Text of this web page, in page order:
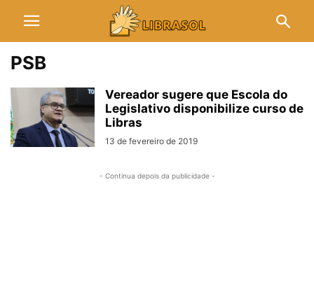
PSB
Vereador sugere que Escola do
Legislativo disponibilize curso de
Libras
13 de fevereiro de 2019
- Continua depois da publicidade -